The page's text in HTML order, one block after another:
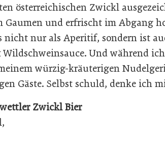
österreichischen Zwickl
Gaumen und erfrischt im Abgang
nicht nur als Aperitif, sondern ist
Und während
würzig-kräuterigen
Gäste. Selbst schuld, denke ich
Zwickl Bier